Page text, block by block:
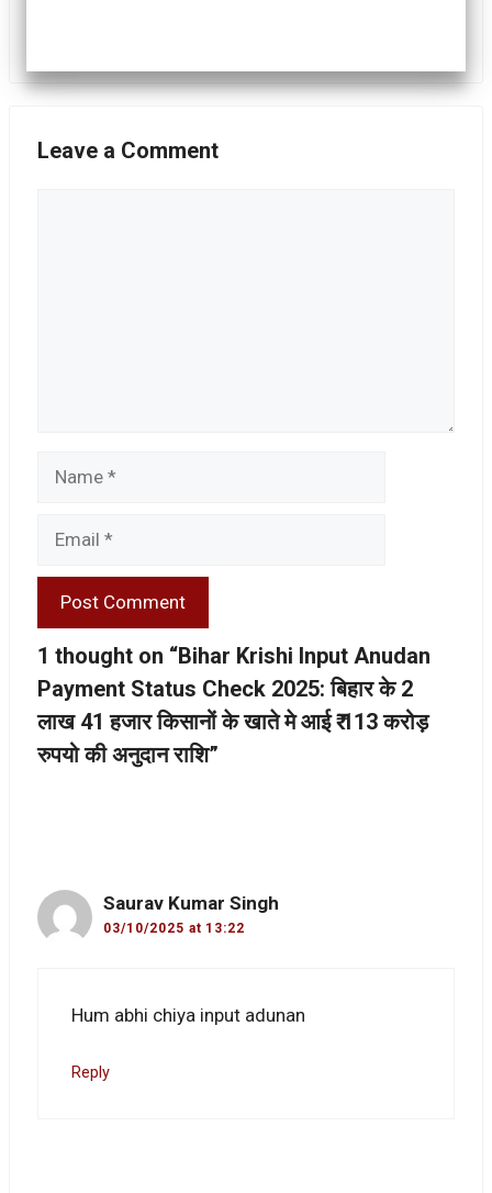
Leave a Comment
1 thought on “Bihar Krishi Input Anudan
Payment Status Check 2025: बिहार के 2
लाख 41 हजार किसानों के खाते मे आई ₹ 113 करोड़
रुपयो की अनुदान राशि”
Saurav Kumar Singh
03/10/2025 at 13:22
Hum abhi chiya input adunan
Reply